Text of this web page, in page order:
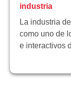
industria
La industria
como uno de
e interactivos